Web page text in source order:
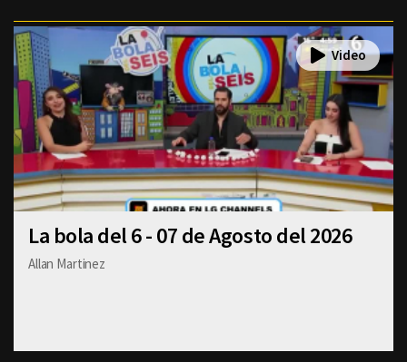
La bola del 6 - 07 de Agosto del 2026
Allan Martinez